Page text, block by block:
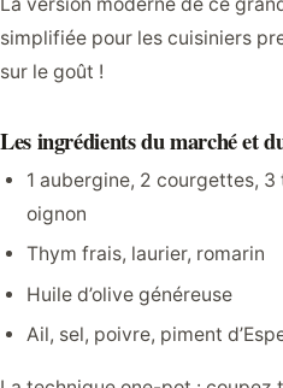
simplifiée pour les cuisiniers
sur le goût !
Les ingrédients du marché et
1 aubergine, 2 courgettes,
oignon
Thym frais, laurier, romarin
Huile d’olive généreuse
Ail, sel, poivre, piment